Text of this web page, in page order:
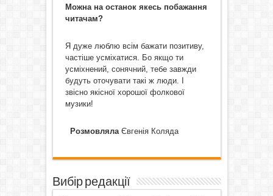
Можна на останок якесь побажання
читачам?
Я дуже люблю всім бажати позитиву,
частіше усміхатися. Бо якщо ти
усміхнений, сонячний, тебе завжди
будуть оточувати такі ж люди. І
звісно якісної хорошої фолкової
музики!
РозмовлялаЄвгенія Коляда
Вибір редакції